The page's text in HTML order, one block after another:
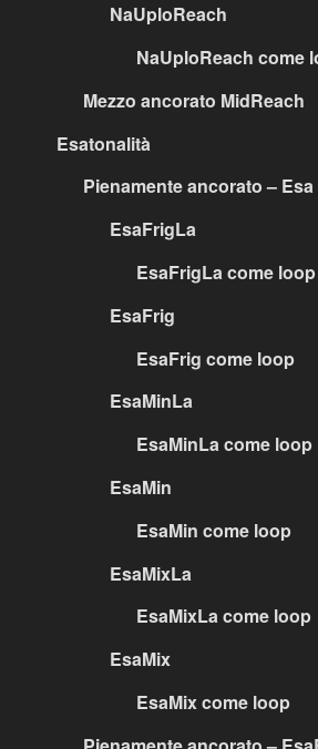
NaUploReach
NaUploReach come
Mezzo ancorato MidReach
Esatonalità
Pienamente ancorato – Esa
EsaFrigLa
EsaFrigLa come loop
EsaFrig
EsaFrig come loop
EsaMinLa
EsaMinLa come loop
EsaMin
EsaMin come loop
EsaMixLa
EsaMixLa come loop
EsaMix
EsaMix come loop